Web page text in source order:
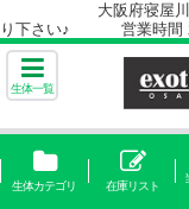
大阪府寝屋川市に店
り下さい♪ 営業時間
生体一覧
生体カテゴリ 在庫リスト